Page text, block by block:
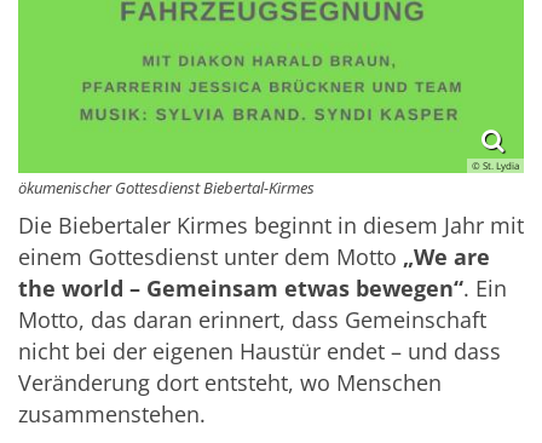
© St. Lydia
ökumenischer Gottesdienst Biebertal-Kirmes
Die Biebertaler Kirmes beginnt in diesem Jahr mit
einem Gottesdienst unter dem Motto „We are
the world – Gemeinsam etwas bewegen“. Ein
Motto, das daran erinnert, dass Gemeinschaft
nicht bei der eigenen Haustür endet – und dass
Veränderung dort entsteht, wo Menschen
zusammenstehen.